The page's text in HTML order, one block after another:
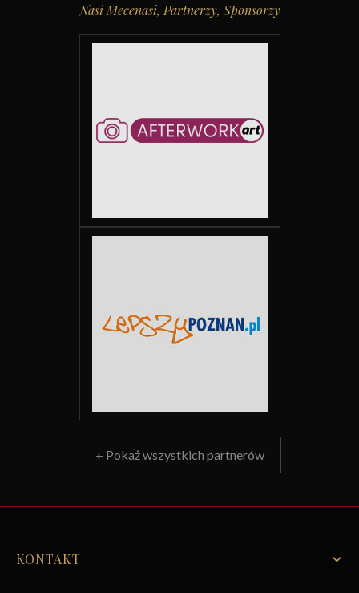
Nasi Mecenasi, Partnerzy, Sponsorzy
+ Pokaż wszystkich partnerów
KONTAKT